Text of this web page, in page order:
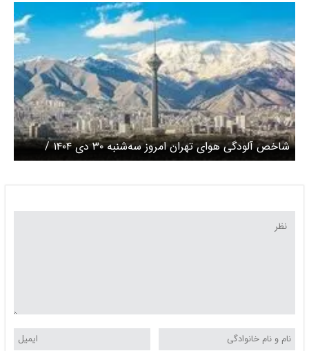
شاخص آلودگی هوای تهران امروز سه‌شنبه ۳۰ دی ۱۴۰۴ /
هوای پایتخت پاک شد